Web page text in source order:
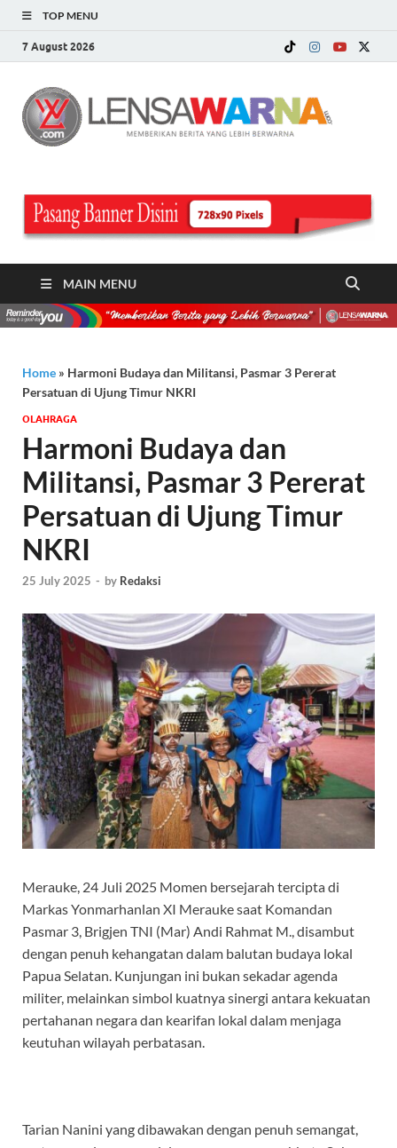
TOP MENU
7 August 2026
MAIN MENU
Home » Harmoni Budaya dan Militansi, Pasmar 3 Pererat
Persatuan di Ujung Timur NKRI
OLAHRAGA
Harmoni Budaya dan
Militansi, Pasmar 3 Pererat
Persatuan di Ujung Timur
NKRI
25 July 2025 - by Redaksi
Merauke, 24 Juli 2025 Momen bersejarah tercipta di
Markas Yonmarhanlan XI Merauke saat Komandan
Pasmar 3, Brigjen TNI (Mar) Andi Rahmat M., disambut
dengan penuh kehangatan dalam balutan budaya lokal
Papua Selatan. Kunjungan ini bukan sekadar agenda
militer, melainkan simbol kuatnya sinergi antara kekuatan
pertahanan negara dan kearifan lokal dalam menjaga
keutuhan wilayah perbatasan.
Tarian Nanini yang dibawakan dengan penuh semangat,